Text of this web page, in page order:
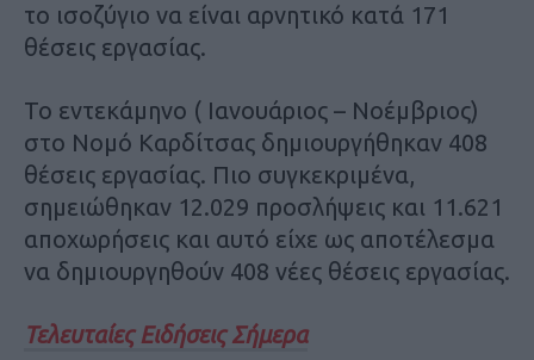
το ισοζύγιο να είναι αρνητικό κατά 171
θέσεις εργασίας.
Το εντεκάμηνο ( Ιανουάριος – Νοέμβριος)
στο Νομό Καρδίτσας δημιουργήθηκαν 408
θέσεις εργασίας. Πιο συγκεκριμένα,
σημειώθηκαν 12.029 προσλήψεις και 11.621
αποχωρήσεις και αυτό είχε ως αποτέλεσμα
να δημιουργηθούν 408 νέες θέσεις εργασίας.
Τελευταίες Ειδήσεις Σήμερα